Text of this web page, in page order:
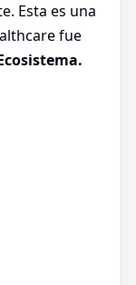
Esta es una
fue